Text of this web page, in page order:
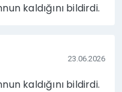
kaldığını bildirdi.
23.06.2026
kaldığını bildirdi.